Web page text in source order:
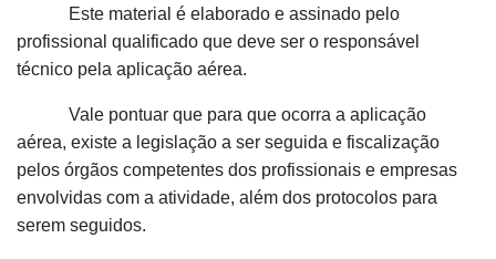
Este material é elaborado e assinado pelo
profissional qualificado que deve ser o responsável
técnico pela aplicação aérea.
Vale pontuar que para que ocorra a aplicação
aérea, existe a legislação a ser seguida e fiscalização
pelos órgãos competentes dos profissionais e empresas
envolvidas com a atividade, além dos protocolos para
serem seguidos.